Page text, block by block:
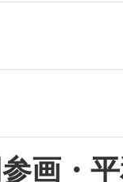
画・